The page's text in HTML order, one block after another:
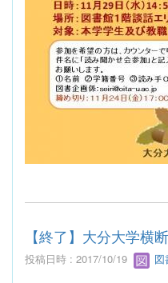
【終了】大分大学横
投稿日時 : 2017/10/19 図